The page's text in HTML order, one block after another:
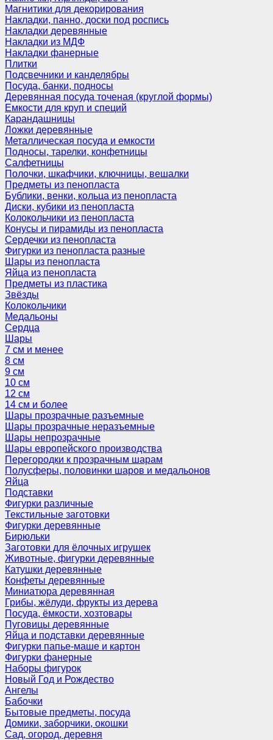
Магнитики для декорирования
Накладки, панно, доски под роспись
Накладки деревянные
Накладки из МДФ
Накладки фанерные
Плитки
Подсвечники и канделябры
Посуда, банки, подносы
Деревянная посуда точеная (круглой формы)
Емкости для круп и специй
Карандашницы
Ложки деревянные
Металлическая посуда и емкости
Подносы, тарелки, конфетницы
Салфетницы
Полочки, шкафчики, ключницы, вешалки
Предметы из пенопласта
Бублики, венки, кольца из пенопласта
Диски, кубики из пенопласта
Колокольчики из пенопласта
Конусы и пирамиды из пенопласта
Сердечки из пенопласта
Фигурки из пенопласта разные
Шары из пенопласта
Яйца из пенопласта
Предметы из пластика
Звёзды
Колокольчики
Медальоны
Сердца
Шары
7 см и менее
8 см
9 см
10 см
12 см
14 см и более
Шары прозрачные разъемные
Шары прозрачные неразъемные
Шары непрозрачные
Шары европейского производства
Перегородки к прозрачным шарам
Полусферы, половинки шаров и медальонов
Яйца
Подставки
Фигурки различные
Текстильные заготовки
Фигурки деревянные
Бирюльки
Заготовки для ёлочных игрушек
Животные, фигурки деревянные
Катушки деревянные
Конфеты деревянные
Миниатюра деревянная
Грибы, жёлуди, фрукты из дерева
Посуда, ёмкости, хозтовары
Пуговицы деревянные
Яйца и подставки деревянные
Фигурки папье-маше и картон
Фигурки фанерные
Наборы фигурок
Новый Год и Рождество
Ангелы
Бабочки
Бытовые предметы, посуда
Домики, заборчики, окошки
Сад, огород, деревня